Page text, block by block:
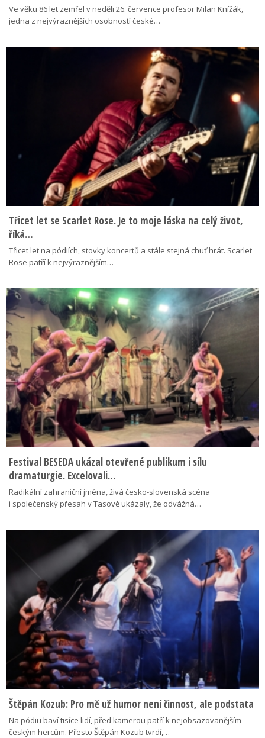
Ve věku 86 let zemřel v neděli 26. července profesor Milan Knížák,
jedna z nejvýraznějších osobností české…
Třicet let se Scarlet Rose. Je to moje láska na celý život,
říká…
Třicet let na pódiích, stovky koncertů a stále stejná chuť hrát. Scarlet
Rose patří k nejvýraznějším…
Festival BESEDA ukázal otevřené publikum i sílu
dramaturgie. Excelovali…
Radikální zahraniční jména, živá česko-slovenská scéna
i společenský přesah v Tasově ukázaly, že odvážná…
Štěpán Kozub: Pro mě už humor není činnost, ale podstata
Na pódiu baví tisíce lidí, před kamerou patří k nejobsazovanějším
českým hercům. Přesto Štěpán Kozub tvrdí,…